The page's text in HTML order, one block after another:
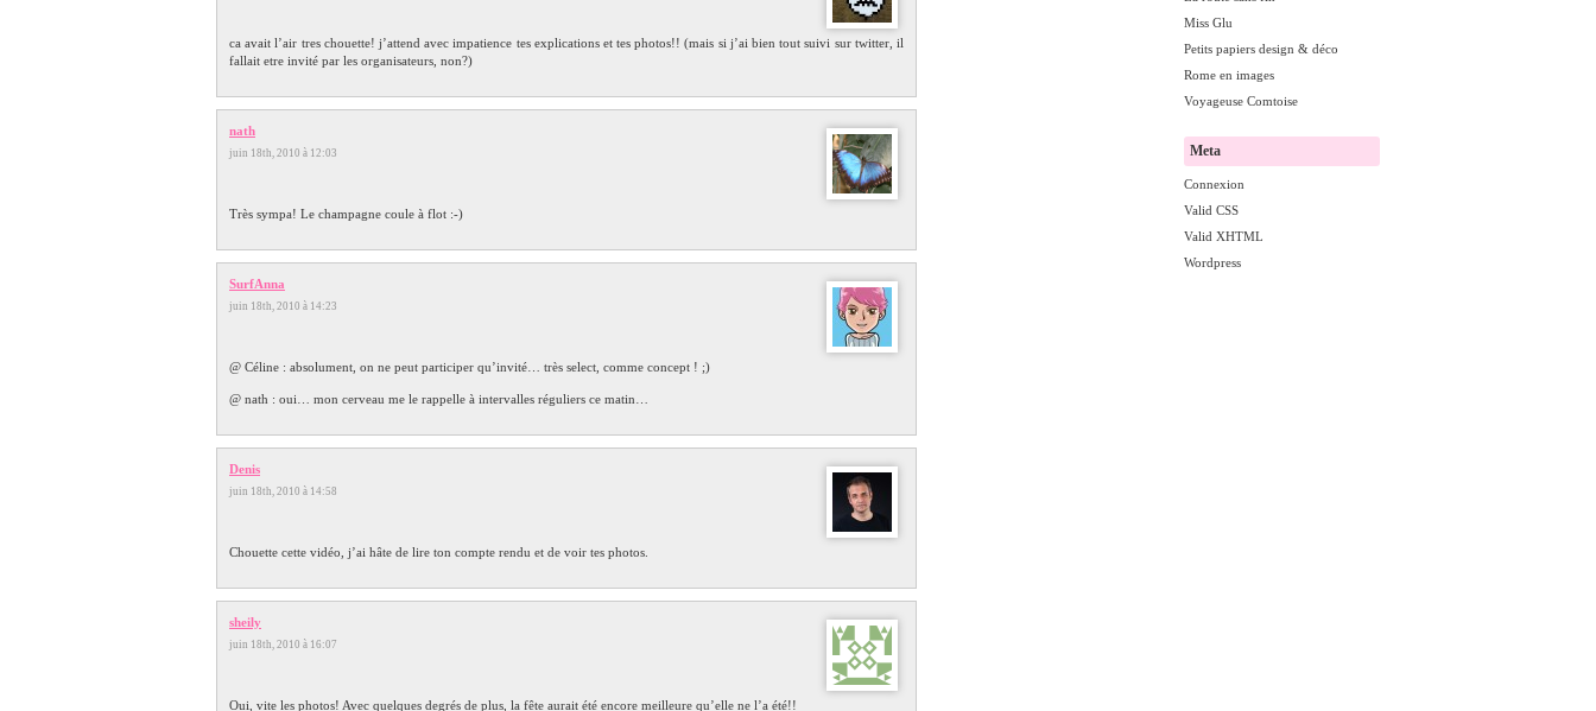
ca avait l’air tres chouette! j’attend avec impatience tes explications et tes photos!! (mais si j’ai bien tout suivi sur twitter, il
fallait etre invité par les organisateurs, non?)
nath
juin 18th, 2010 à 12:03
Très sympa! Le champagne coule à flot :-)
SurfAnna
juin 18th, 2010 à 14:23
@ Céline : absolument, on ne peut participer qu’invité… très select, comme concept ! ;)
@ nath : oui… mon cerveau me le rappelle à intervalles réguliers ce matin…
Denis
juin 18th, 2010 à 14:58
Chouette cette vidéo, j’ai hâte de lire ton compte rendu et de voir tes photos.
sheily
juin 18th, 2010 à 16:07
Oui, vite les photos! Avec quelques degrés de plus, la fête aurait été encore meilleure qu’elle ne l’a été!!
Miss Glu
Petits papiers design & déco
Rome en images
Voyageuse Comtoise
Meta
Connexion
Valid CSS
Valid XHTML
Wordpress